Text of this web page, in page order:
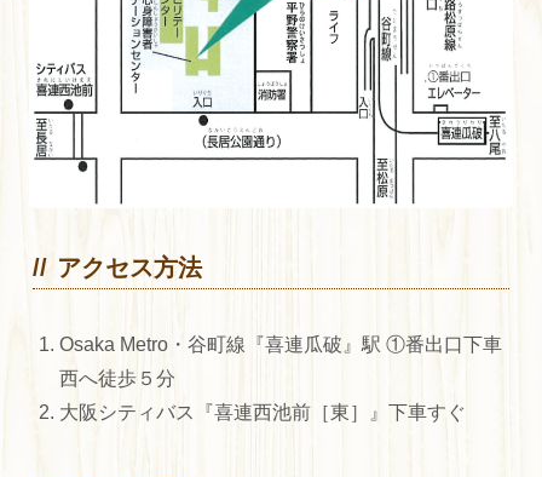
アクセス方法
Osaka Metro・谷町線『喜連瓜破』駅 ①番出口下車
西へ徒歩５分
大阪シティバス『喜連西池前［東］』下車すぐ